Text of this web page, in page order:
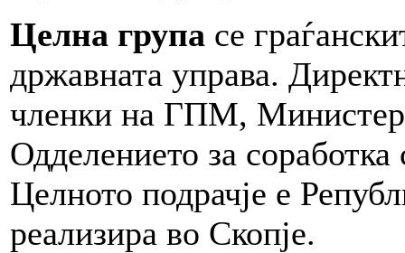
Целна група се
државната управа.
членки на ГПМ,
Одделението за
Целното подрачје е
реализира во Скопје.